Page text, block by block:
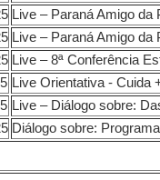
Live – Paraná Amigo
Live – Paraná Amigo
Live – 8ª Conferência
Live Orientativa - Cuida
Live – Diálogo sobre:
Diálogo sobre: